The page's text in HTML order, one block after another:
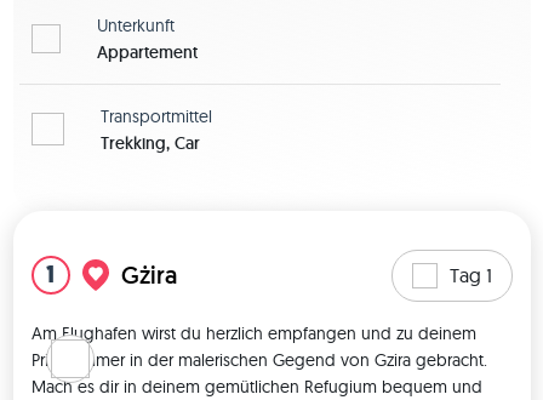
Unterkunft
Appartement
Transportmittel
Trekking, Car
1 Gżira Tag 1
Am Flughafen wirst du herzlich empfangen und zu deinem
Privatzimmer in der malerischen Gegend von Gzira gebracht.
Mach es dir in deinem gemütlichen Refugium bequem und